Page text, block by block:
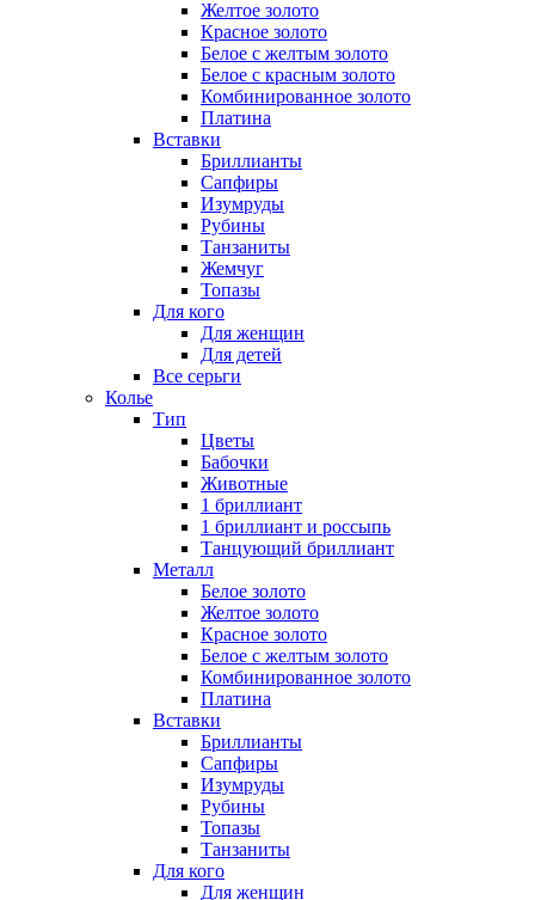
Желтое золото
Красное золото
Белое с желтым золото
Белое с красным золото
Комбинированное золото
Платина
Вставки
Бриллианты
Сапфиры
Изумруды
Рубины
Танзаниты
Жемчуг
Топазы
Для кого
Для женщин
Для детей
Все серьги
Колье
Тип
Цветы
Бабочки
Животные
1 бриллиант
1 бриллиант и россыпь
Танцующий бриллиант
Металл
Белое золото
Желтое золото
Красное золото
Белое с желтым золото
Комбинированное золото
Платина
Вставки
Бриллианты
Сапфиры
Изумруды
Рубины
Топазы
Танзаниты
Для кого
Для женщин